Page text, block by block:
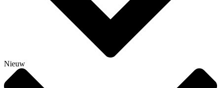
Nieuw